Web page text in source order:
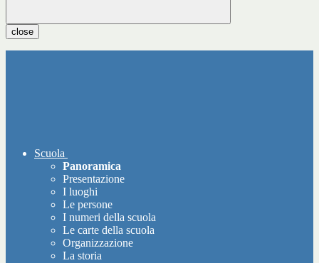
close
Scuola
Panoramica
Presentazione
I luoghi
Le persone
I numeri della scuola
Le carte della scuola
Organizzazione
La storia